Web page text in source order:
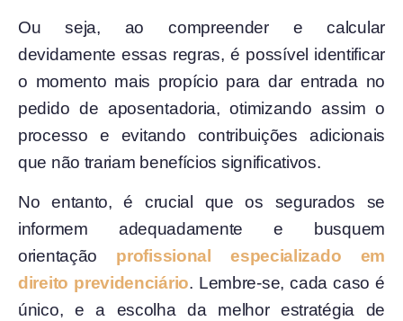
Ou seja, ao compreender e calcular
devidamente essas regras, é possível identificar
o momento mais propício para dar entrada no
pedido de aposentadoria, otimizando assim o
processo e evitando contribuições adicionais
que não trariam benefícios significativos.
No entanto, é crucial que os segurados se
informem adequadamente e busquem
orientação profissional especializado em
direito previdenciário. Lembre-se, cada caso é
único, e a escolha da melhor estratégia de